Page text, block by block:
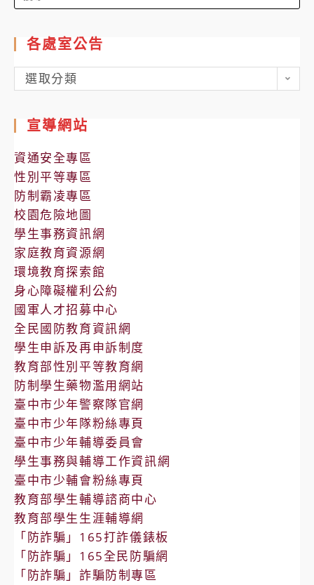
for:
各處室公告
各
處
公
告
選取分類
宣導網站
資通安全專區
性別平等專區
防制霸凌專區
校園危險地圖
學生事務資訊網
家庭教育資源網
環境教育探索館
身心障礙權利公約
國軍人才招募中心
全民國防教育資訊網
學生申訴及再申訴制度
教育部性別平等教育網
防制學生藥物濫用網站
臺中市少年警察隊官網
臺中市少年隊粉絲專頁
臺中市少年輔導委員會
學生事務與輔導工作資訊網
臺中市少輔會粉絲專頁
教育部學生輔導諮商中心
教育部學生生涯輔導網
「防詐騙」165打詐儀錶板
「防詐騙」165全民防騙網
「防詐騙」詐騙防制專區